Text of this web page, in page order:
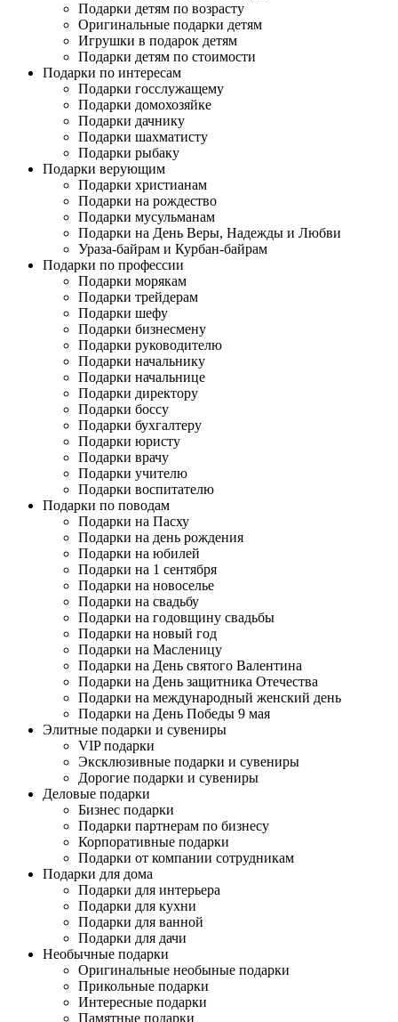
Подарки детям по возрасту
Оригинальные подарки детям
Игрушки в подарок детям
Подарки детям по стоимости
Подарки по интересам
Подарки госслужащему
Подарки домохозяйке
Подарки дачнику
Подарки шахматисту
Подарки рыбаку
Подарки верующим
Подарки христианам
Подарки на рождество
Подарки мусульманам
Подарки на День Веры, Надежды и Любви
Ураза-байрам и Курбан-байрам
Подарки по профессии
Подарки морякам
Подарки трейдерам
Подарки шефу
Подарки бизнесмену
Подарки руководителю
Подарки начальнику
Подарки начальнице
Подарки директору
Подарки боссу
Подарки бухгалтеру
Подарки юристу
Подарки врачу
Подарки учителю
Подарки воспитателю
Подарки по поводам
Подарки на Пасху
Подарки на день рождения
Подарки на юбилей
Подарки на 1 сентября
Подарки на новоселье
Подарки на свадьбу
Подарки на годовщину свадьбы
Подарки на новый год
Подарки на Масленицу
Подарки на День святого Валентина
Подарки на День защитника Отечества
Подарки на международный женский день
Подарки на День Победы 9 мая
Элитные подарки и сувениры
VIP подарки
Эксклюзивные подарки и сувениры
Дорогие подарки и сувениры
Деловые подарки
Бизнес подарки
Подарки партнерам по бизнесу
Корпоративные подарки
Подарки от компании сотрудникам
Подарки для дома
Подарки для интерьера
Подарки для кухни
Подарки для ванной
Подарки для дачи
Необычные подарки
Оригинальные необыные подарки
Прикольные подарки
Интересные подарки
Памятные подарки